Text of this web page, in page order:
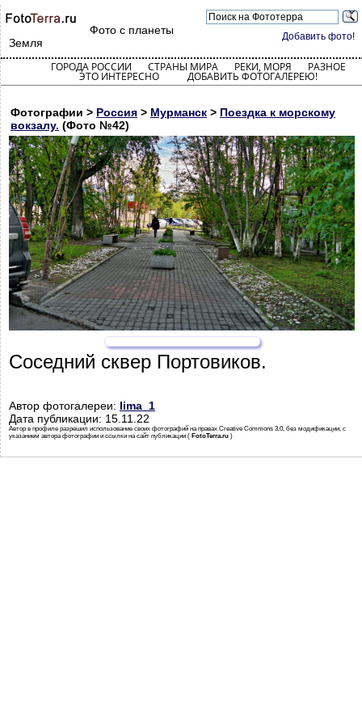
Добавить фото!
Фото с планеты
Земля
ГОРОДА РОССИИ СТРАНЫ МИРА РЕКИ, МОРЯ РАЗНОЕ
ЭТО ИНТЕРЕСНО ДОБАВИТЬ ФОТОГАЛЕРЕЮ!
Фотографии > Россия > Мурманск > Поездка к морскому
вокзалу. (Фото №42)
Соседний сквер Портовиков.
Автор фотогалереи: lima_1
Дата публикации: 15.11.22
Автор в профиле разрешил использование своих фотографий на правах Creative Commons 3.0, без модификации, с
указанием автора фотографии и ссылки на сайт публикации ( FotoTerra.ru )